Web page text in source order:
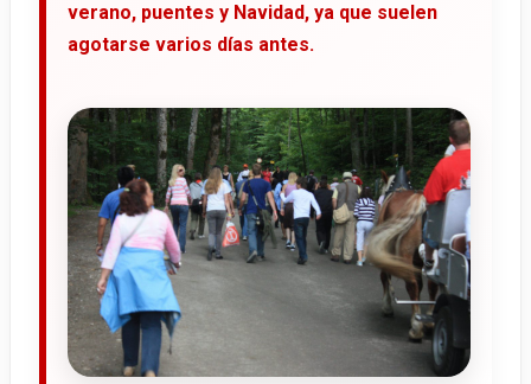
verano, puentes y Navidad, ya que suelen
agotarse varios días antes.